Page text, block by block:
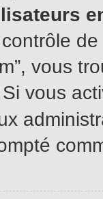
vous
Si vous